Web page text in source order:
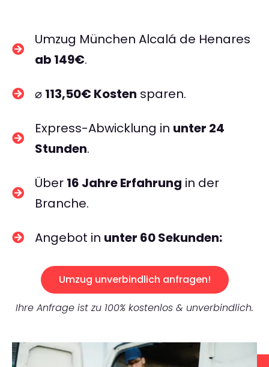
Umzug München Alcalá de Henares
ab 149€.
⌀ 113,50€ Kosten sparen.
Express-Abwicklung in unter 24
Stunden.
Über 16 Jahre Erfahrung in der
Branche.
Angebot in unter 60 Sekunden:
Umzug unverbindlich anfragen!
Ihre Anfrage ist zu 100% kostenlos & unverbindlich.